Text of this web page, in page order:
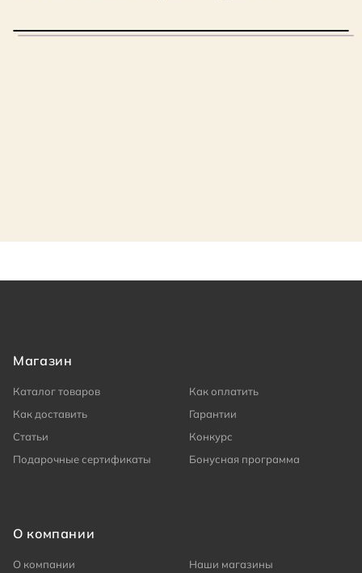
Магазин
Каталог товаров
Как оплатить
Как доставить
Гарантии
Статьи
Конкурс
Подарочные сертификаты
Бонусная программа
О компании
О компании
Наши магазины